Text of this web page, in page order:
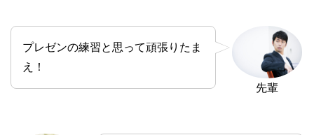
先輩
プレゼンの練習と思って頑張りたま
え！